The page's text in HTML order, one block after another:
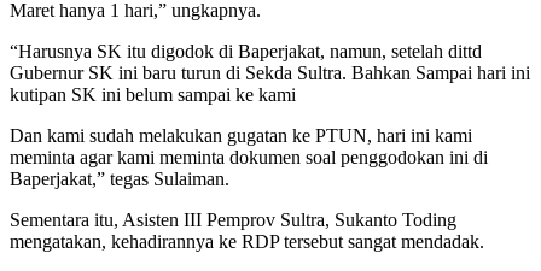
Maret hanya 1 hari,” ungkapnya.
“Harusnya SK itu digodok di Baperjakat, namun, setelah dittd
Gubernur SK ini baru turun di Sekda Sultra. Bahkan Sampai hari ini
kutipan SK ini belum sampai ke kami
Dan kami sudah melakukan gugatan ke PTUN, hari ini kami
meminta agar kami meminta dokumen soal penggodokan ini di
Baperjakat,” tegas Sulaiman.
Sementara itu, Asisten III Pemprov Sultra, Sukanto Toding
mengatakan, kehadirannya ke RDP tersebut sangat mendadak.